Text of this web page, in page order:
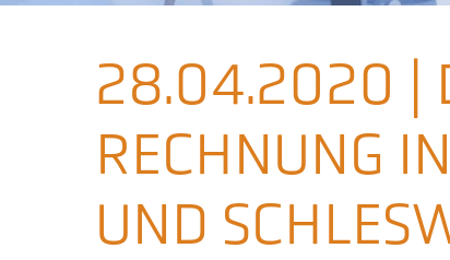
28.04.2020 |
RECHNUNG
UND